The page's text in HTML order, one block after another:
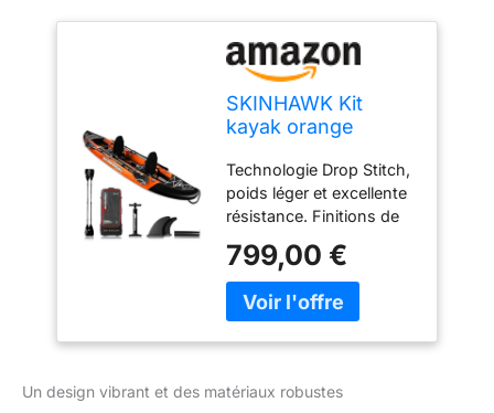
SKINHAWK Kit
kayak orange
Bateau
pneumatique –
Canoë – 380 x 96
cm – Kayak 2
personnes
Technologie Drop Stitch,
poids léger et excellente
résistance. Finitions de
différents composants.
Grâce au tissu de qualité
supérieure, toute
plus rapide, plus stable
799,00 €
Un design vibrant et des matériaux robustes